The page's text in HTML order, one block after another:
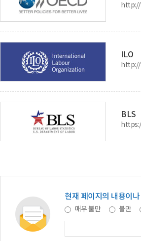
http://
ILO
BLS
현재 페이지의 내용이
매우 불만 불만